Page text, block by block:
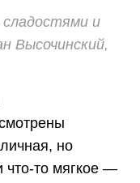
сладостями и
Высочинский,
но
что-то мягкое —